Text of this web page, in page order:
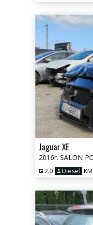
Jaguar XE
2.0 Diesel